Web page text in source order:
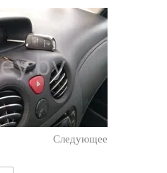
Следующее